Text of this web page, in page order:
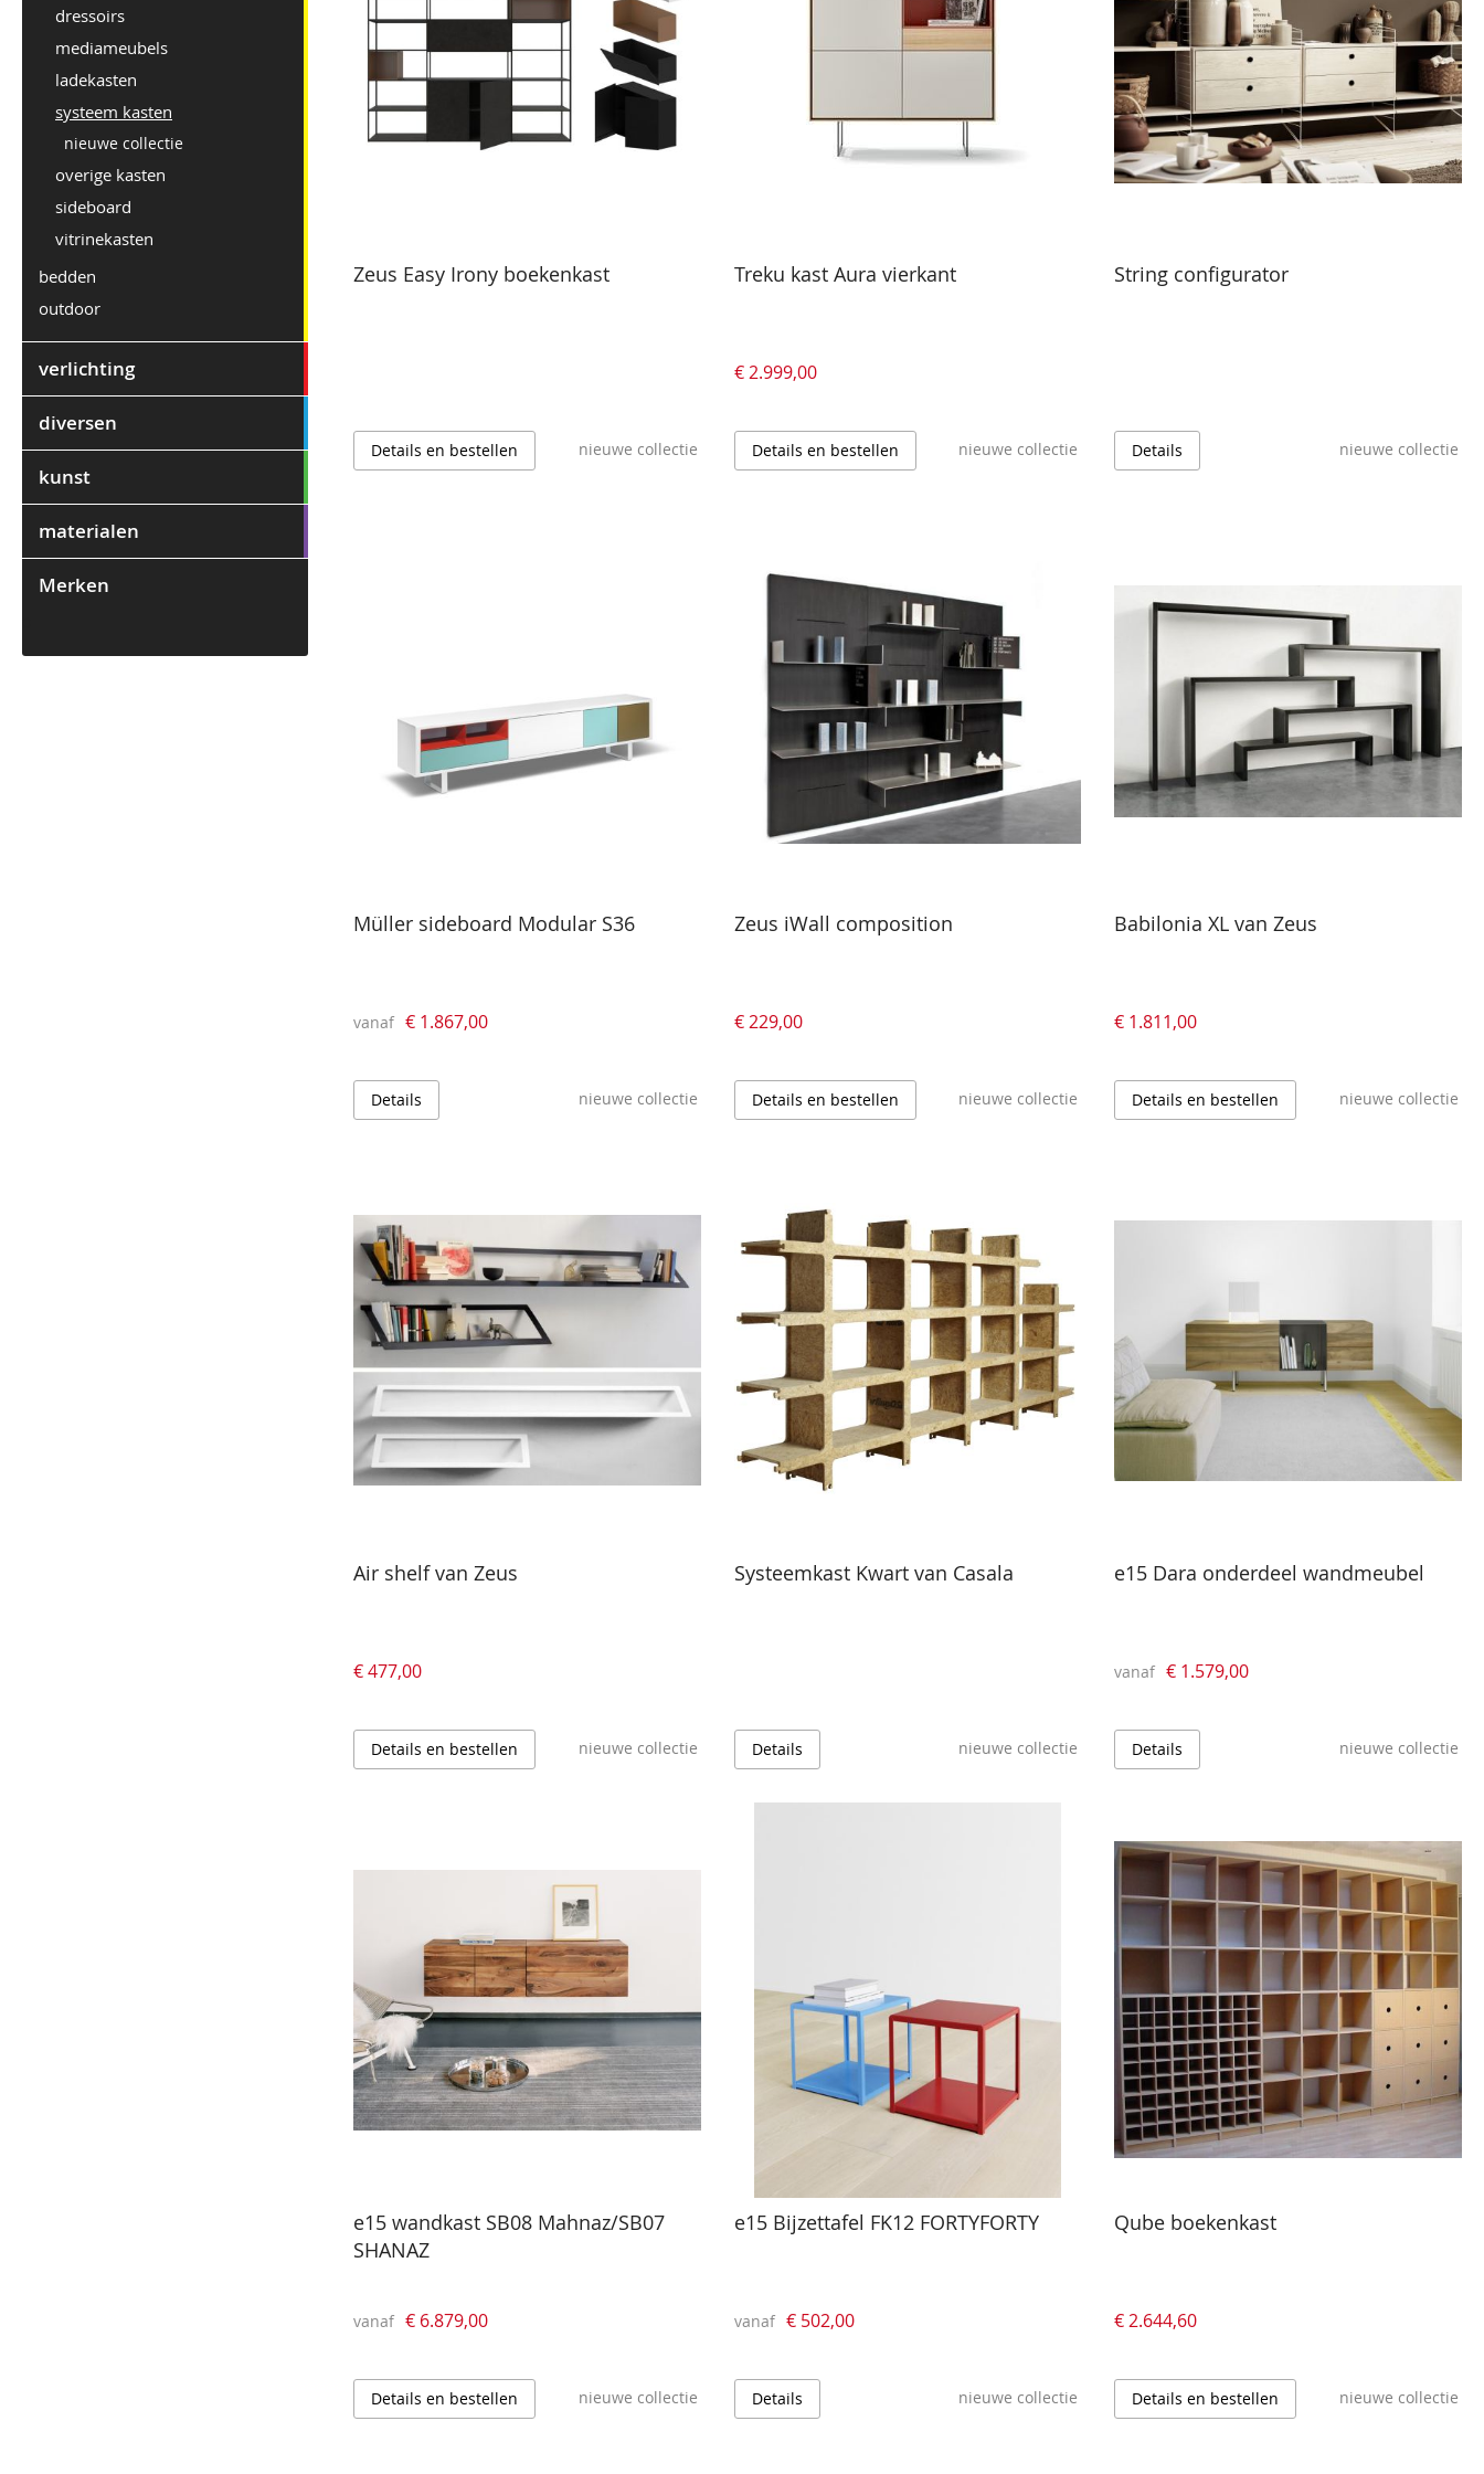
Zeus Easy Irony boekenkast
Details en bestellen nieuwe collectie
Treku kast Aura vierkant
€ 2.999,00
Details en bestellen nieuwe collectie
String configurator
Details nieuwe collectie
Müller sideboard Modular S36
vanaf € 1.867,00
Details nieuwe collectie
Zeus iWall composition
€ 229,00
Details en bestellen nieuwe collectie
Babilonia XL van Zeus
€ 1.811,00
Details en bestellen nieuwe collectie
Air shelf van Zeus
€ 477,00
Details en bestellen nieuwe collectie
Systeemkast Kwart van Casala
Details nieuwe collectie
e15 Dara onderdeel wandmeubel
vanaf € 1.579,00
Details nieuwe collectie
e15 wandkast SB08 Mahnaz/SB07
SHANAZ
vanaf € 6.879,00
Details en bestellen nieuwe collectie
e15 Bijzettafel FK12 FORTYFORTY
vanaf € 502,00
Details nieuwe collectie
Qube boekenkast
€ 2.644,60
Details en bestellen nieuwe collectie
dressoirs
mediameubels
ladekasten
systeem kasten
nieuwe collectie
overige kasten
sideboard
vitrinekasten
bedden
outdoor
verlichting
diversen
kunst
materialen
Merken